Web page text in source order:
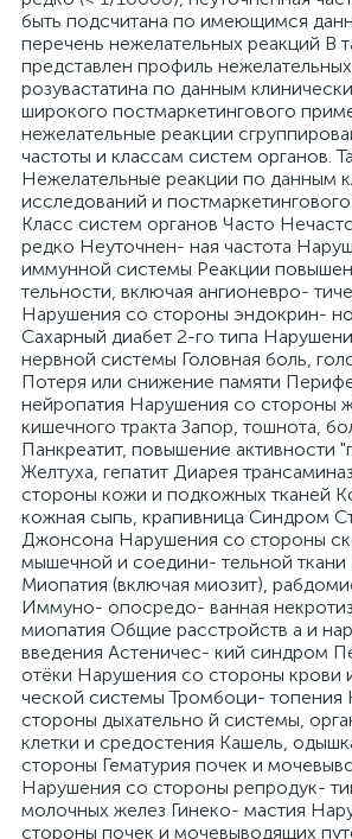
быть подсчитана по имеющимся
перечень нежелательных реакций В
представлен профиль
розувастатина по данным
широкого постмаркетингового
нежелательные реакции
частоты и классам систем органов.
Нежелательные реакции по данным
исследований и
Класс систем органов Часто
редко Неуточнен- ная частота
иммунной системы Реакции
тельности, включая ангионевро-
Нарушения со стороны эндокрин-
Сахарный диабет 2-го типа
нервной системы Головная боль,
Потеря или снижение памяти
нейропатия Нарушения со стороны
кишечного тракта Запор, тошнота,
Панкреатит, повышение активности
Желтуха, гепатит Диарея
стороны кожи и подкожных тканей
кожная сыпь, крапивница Синдром
Джонсона Нарушения со стороны
мышечной и соедини- тельной ткани
Миопатия (включая миозит),
Иммуно- опосредо- ванная
миопатия Общие расстройств а и
введения Астеничес- кий синдром
отёки Нарушения со стороны крови
ческой системы Тромбоци- топения
стороны дыхательно й системы,
клетки и средостения Кашель,
стороны Гематурия почек и
Нарушения со стороны репродук-
молочных желез Гинеко- мастия
стороны почек и мочевыводящих